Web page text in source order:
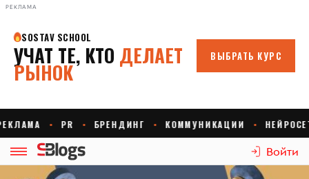
РЕКЛАМА
Войти